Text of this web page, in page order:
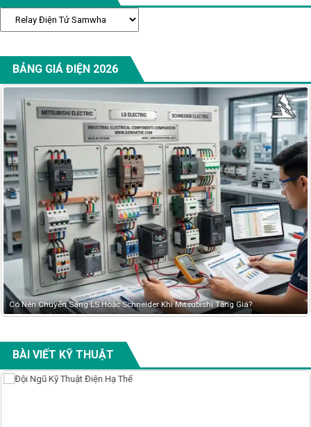
g
a
t
o
n
BẢNG GIÁ ĐIỆN 2026
Có Nên Chuyển Sang LS Hoặc Schneider Khi Mitsubishi Tăng Giá?
BÀI VIẾT KỸ THUẬT